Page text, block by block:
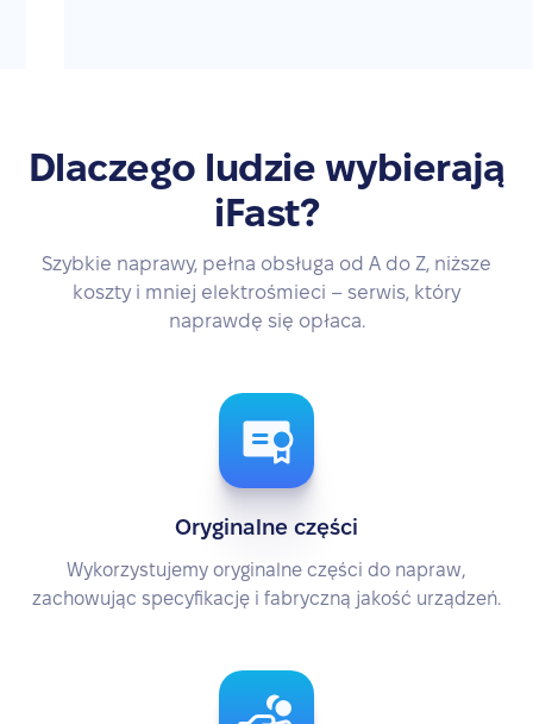
Dlaczego ludzie wybierają
iFast?
Szybkie naprawy, pełna obsługa od A do Z, niższe
koszty i mniej elektrośmieci – serwis, który
naprawdę się opłaca.
Oryginalne części
Wykorzystujemy oryginalne części do napraw,
zachowując specyfikację i fabryczną jakość urządzeń.